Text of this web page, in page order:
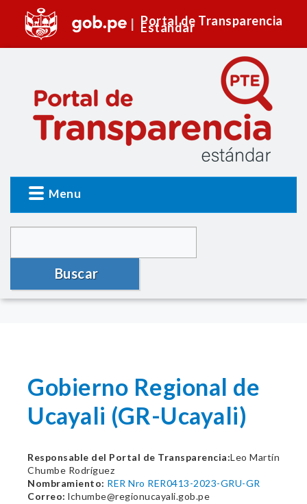
Portal de Transparencia
Estándar
Menu
Buscar
Gobierno Regional de
Ucayali (GR-Ucayali)
Responsable del Portal de Transparencia:Leo Martín
Chumbe Rodríguez
Nombramiento: RER Nro RER0413-2023-GRU-GR
Correo: lchumbe@regionucayali.gob.pe